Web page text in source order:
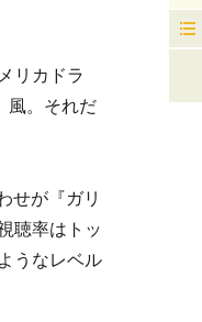
リカドラ
風。それだ
せが『ガリ
聴率はトッ
うなレベル